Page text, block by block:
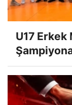
U17